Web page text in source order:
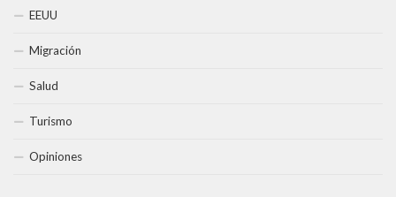
EEUU
Migración
Salud
Turismo
Opiniones